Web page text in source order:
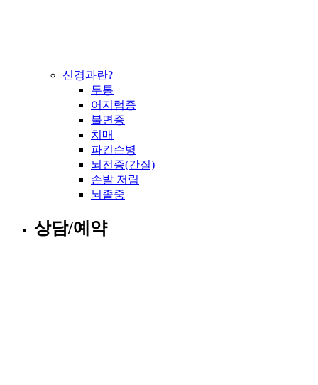
신경과란?
두통
어지럼증
불면증
치매
파킨슨병
뇌전증(간질)
손발 저림
뇌졸중
상담/예약